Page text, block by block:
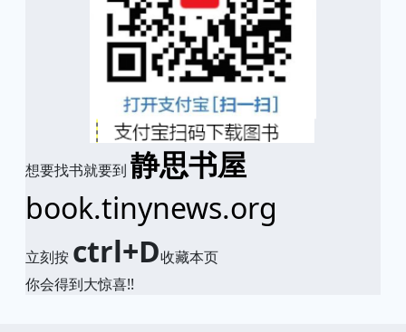
想要找书就要到 静思书屋
book.tinynews.org
立刻按 ctrl+D收藏本页
你会得到大惊喜!!